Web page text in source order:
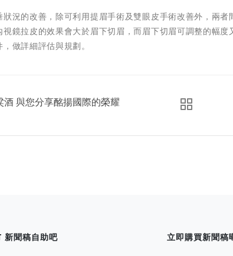
狀況的改善，除可利用提眉手術及雙眼皮手術改善外，兩
視鏡拉皮的效果會大於眉下切眉，而眉下切眉可調整的幅
做詳細評估與規劃。
酒 與您分享酩揚國際的榮耀
新聞稿自助吧 立即購買新聞稿